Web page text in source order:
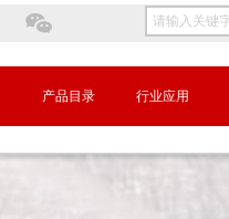
产品目录 行业应用